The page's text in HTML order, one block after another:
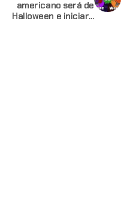
americano será de
Halloween e iniciará